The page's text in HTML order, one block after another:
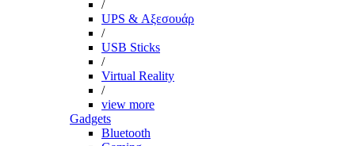
/
UPS & Αξεσουάρ
/
USB Sticks
/
Virtual Reality
/
view more
Gadgets
Bluetooth